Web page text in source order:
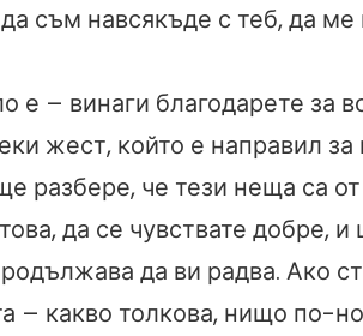
съм навсякъде с теб, да ме
е – винаги благодарете за
жест, който е направил
разбере, че тези неща са
да се чувствате добре,
да ви радва. Ако
– какво толкова, нищо по-